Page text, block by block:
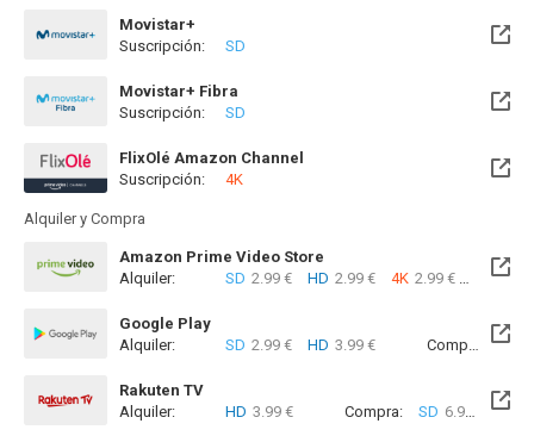
Movistar+
Disponible hasta el Lun, 10 Ago 2026 (Quedan 4 días)
Suscripción: SD
Movistar+ Fibra
Disponible hasta el Lun, 10 Ago 2026 (Quedan 4 días)
Suscripción: SD
FlixOlé Amazon Channel
Suscripción:
4K
Alquiler y Compra
Amazon Prime Video Store
Alquiler:
SD 2.99 € HD 2.99 € 4K 2.99 €
Google Play
Alquiler:
SD 2.99 € HD 3.99 € Compra: SD
Rakuten TV
Alquiler:
HD 3.99 € Compra: SD 6.99 € HD